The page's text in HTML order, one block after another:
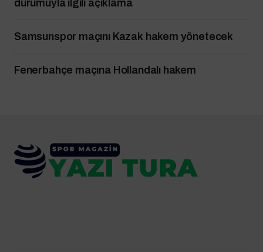
durumuyla ilgili açıklama
Samsunspor maçını Kazak hakem yönetecek
Fenerbahçe maçına Hollandalı hakem